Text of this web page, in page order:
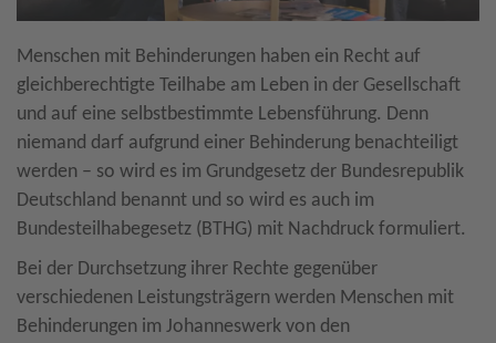
Menschen mit Behinderungen haben ein Recht auf
gleichberechtigte Teilhabe am Leben in der Gesellschaft
und auf eine selbstbestimmte Lebensführung. Denn
niemand darf aufgrund einer Behinderung benachteiligt
werden – so wird es im Grundgesetz der Bundesrepublik
Deutschland benannt und so wird es auch im
Bundesteilhabegesetz (BTHG) mit Nachdruck formuliert.
Bei der Durchsetzung ihrer Rechte gegenüber
verschiedenen Leistungsträgern werden Menschen mit
Behinderungen im Johanneswerk von den